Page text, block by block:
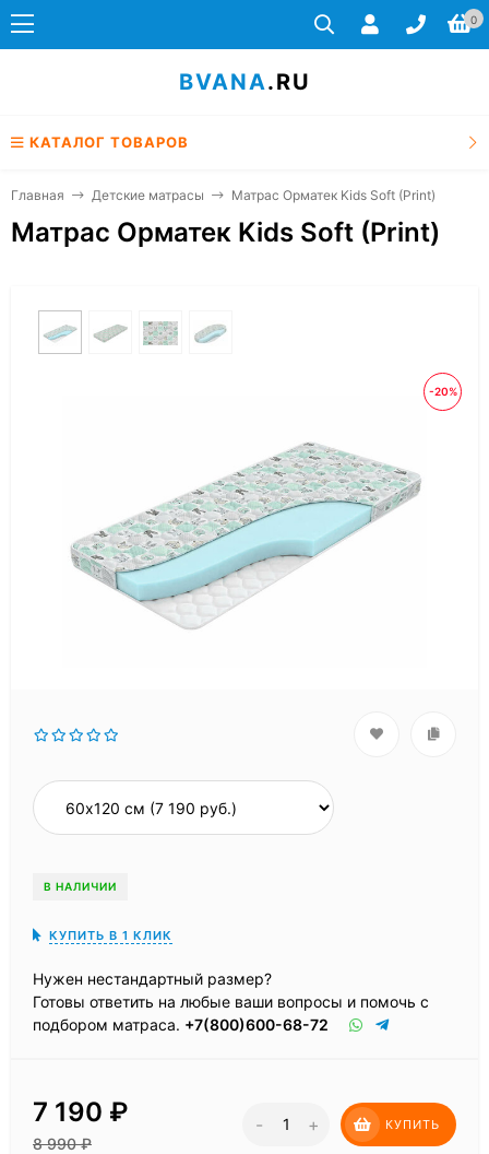
0
BVANA.RU
КАТАЛОГ ТОВАРОВ
Главная Детские матрасы Матрас Орматек Kids Soft (Print)
Матрас Орматек Kids Soft (Print)
-20%
В НАЛИЧИИ
КУПИТЬ В 1 КЛИК
Нужен нестандартный размер?
Готовы ответить на любые ваши вопросы и помочь с
подбором матраса. +7(800)600-68-72
7 190 ₽
8 990₽
- + КУПИТЬ